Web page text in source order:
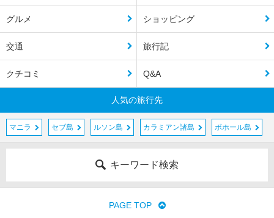
グルメ ショッピング
交通 旅行記
クチコミ Q&A
人気の旅行先
マニラ セブ島 ルソン島 カラミアン諸島 ボホール島
キーワード検索
PAGE TOP